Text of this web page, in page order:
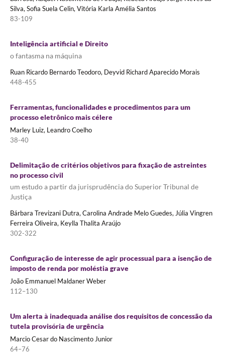
Silva, Sofia Suela Celin, Vitória Karla Amélia Santos
83-109
Inteligência artificial e Direito
o fantasma na máquina
Ruan Ricardo Bernardo Teodoro, Deyvid Richard Aparecido Morais
448-455
Ferramentas, funcionalidades e procedimentos para um
processo eletrônico mais célere
Marley Luiz, Leandro Coelho
38-40
Delimitação de critérios objetivos para fixação de astreintes
no processo civil
um estudo a partir da jurisprudência do Superior Tribunal de
Justiça
Bárbara Trevizani Dutra, Carolina Andrade Melo Guedes, Júlia Vingren
Ferreira Oliveira, Keylla Thalita Araújo
302-322
Configuração de interesse de agir processual para a isenção de
imposto de renda por moléstia grave
João Emmanuel Maldaner Weber
112–130
Um alerta à inadequada análise dos requisitos de concessão da
tutela provisória de urgência
Marcio Cesar do Nascimento Junior
64–76